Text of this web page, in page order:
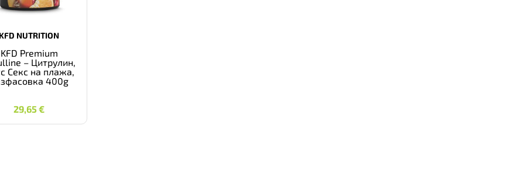
KFD NUTRITION
KFD Premium
– Цитрулин,
Секс на плажа,
400g
29,65€
29,65 €